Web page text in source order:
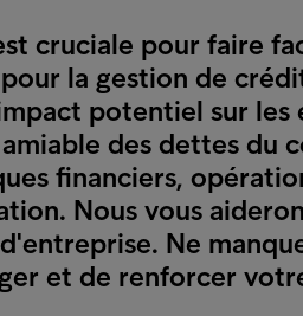
cruciale pour faire
la gestion de
potentiel sur les
des dettes du
financiers,
Nous vous
Ne
et de renforcer